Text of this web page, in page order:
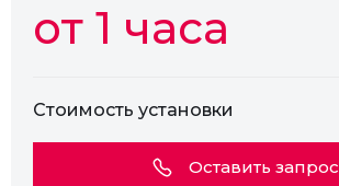
от 1 часа
Стоимость установки
Оставить запрос